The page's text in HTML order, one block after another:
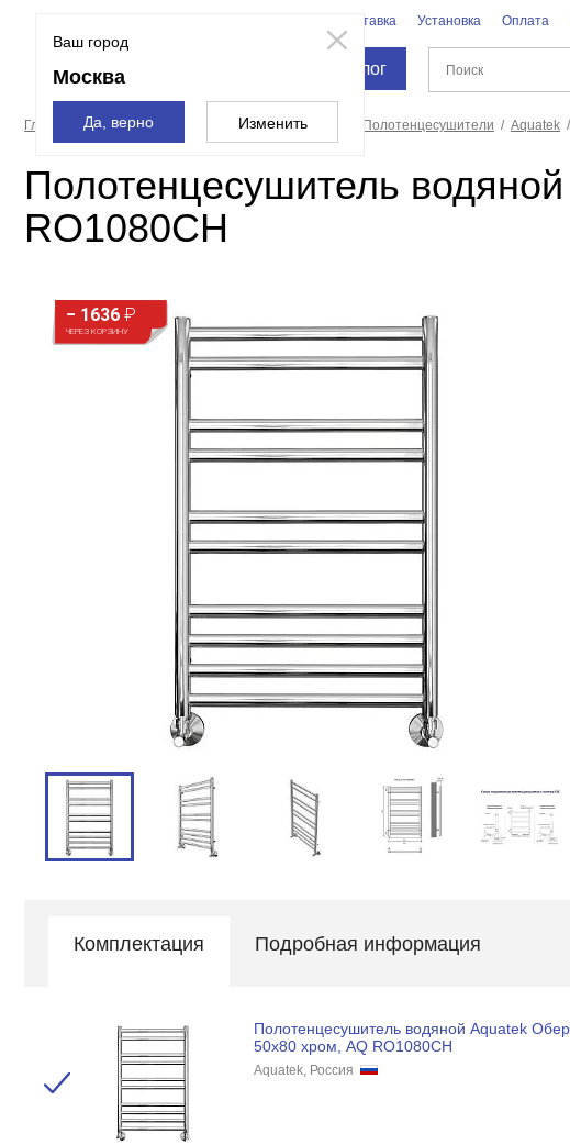
Ваш город
Москва
Да, верно Изменить
Доставка Установка Оплата
Каталог
Главная страница Полотенцесушители, карнизы Полотенцесушители Aquatek
Полотенцесушитель
RO1080CH
− 1636 ₽
ЧЕРЕЗ КОРЗИНУ
Комплектация Подробная информация
Полотенцесушитель водяной Aquatek
50x80 хром, AQ RO1080CH
Aquatek, Россия